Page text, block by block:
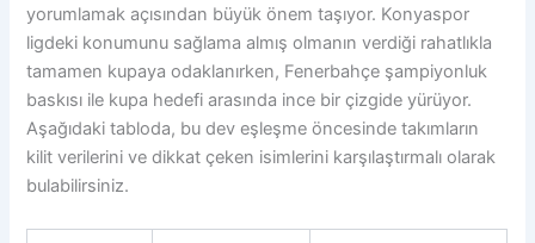
yorumlamak açısından büyük önem taşıyor. Konyaspor
ligdeki konumunu sağlama almış olmanın verdiği rahatlıkla
tamamen kupaya odaklanırken, Fenerbahçe şampiyonluk
baskısı ile kupa hedefi arasında ince bir çizgide yürüyor.
Aşağıdaki tabloda, bu dev eşleşme öncesinde takımların
kilit verilerini ve dikkat çeken isimlerini karşılaştırmalı olarak
bulabilirsiniz.